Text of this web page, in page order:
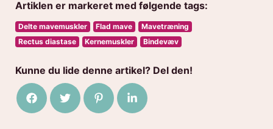
Artiklen er markeret med følgende tags:
Delte mavemuskler Flad mave
Mavetræning
Rectus diastase
Kernemuskler Bindevæv
Kunne du lide denne artikel? Del den!
Del på Facebook
Del på TwitterDel på Pinterest
Del på LinkedIn